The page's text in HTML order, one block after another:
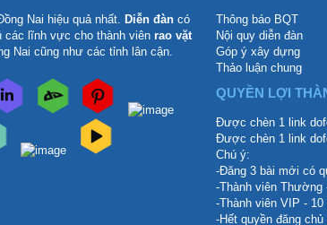
Nai hiệu quả nhất. Diễn đàn có
các lĩnh vực cho thành viên rao vặt
Nai cũng như các tỉnh lân cận.
Thông báo BQT
Nội quy diễn đàn
Góp ý xây dựng
Thảo luận chung
QUYỀN LỢI
Được chèn 1 link
Được chèn 1 link
Chú ý:
-Đăng 3 bài mới có
-Thành viên Thường
-Thành viên VIP -
-Hết quyền đăng